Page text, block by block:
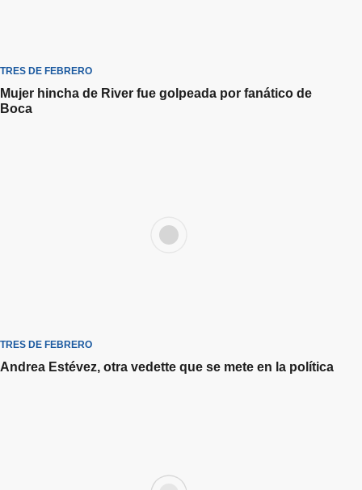
TRES DE FEBRERO
Mujer hincha de River fue golpeada por fanático de
Boca
TRES DE FEBRERO
Andrea Estévez, otra vedette que se mete en la política